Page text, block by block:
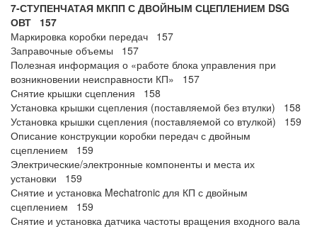
7-СТУПЕНЧАТАЯ МКПП С ДВОЙНЫМ СЦЕПЛЕНИЕМ DSG
ОВТ 157
Маркировка коробки передач 157
Заправочные объемы 157
Полезная информация о «работе блока управления при
возникновении неисправности КП» 157
Снятие крышки сцепления 158
Установка крышки сцепления (поставляемой без втулки) 158
Установка крышки сцепления (поставляемой со втулкой) 159
Описание конструкции коробки передач с двойным
сцеплением 159
Электрические/электронные компоненты и места их
установки 159
Снятие и установка Mechatronic для КП с двойным
сцеплением 159
Снятие и установка датчика частоты вращения входного вала